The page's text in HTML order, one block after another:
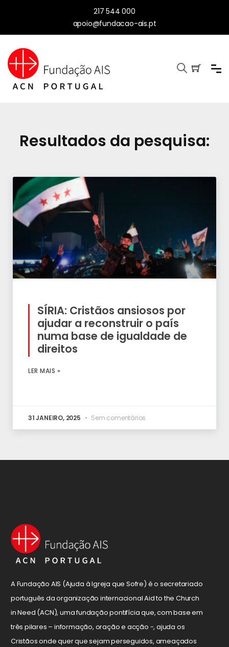
217 544 000
apoio@fundacao-ais.pt
Resultados da pesquisa:
SÍRIA: Cristãos ansiosos por
ajudar a reconstruir o país
numa base de igualdade de
direitos
LER MAIS »
31 JANEIRO, 2025 Sem comentários
A Fundação AIS (Ajuda à Igreja que Sofre) é o secretariado
português da organização internacional Aid to the Church
in Need (ACN), uma fundação pontifícia que, com base em
três pilares – informação, oração e acção -, ajuda os
Cristãos onde quer que sejam perseguidos, ameaçados